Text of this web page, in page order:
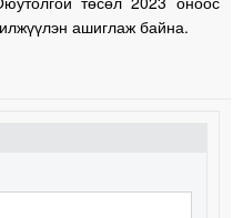
ашиглаж байна.